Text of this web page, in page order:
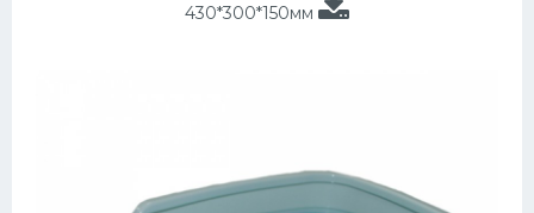
430*300*150мм